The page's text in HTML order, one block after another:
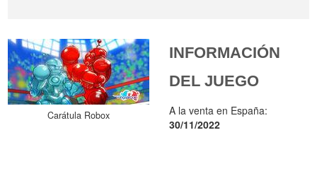
Carátula Robox
INFORMACIÓN
DEL JUEGO
A la venta en España:
30/11/2022